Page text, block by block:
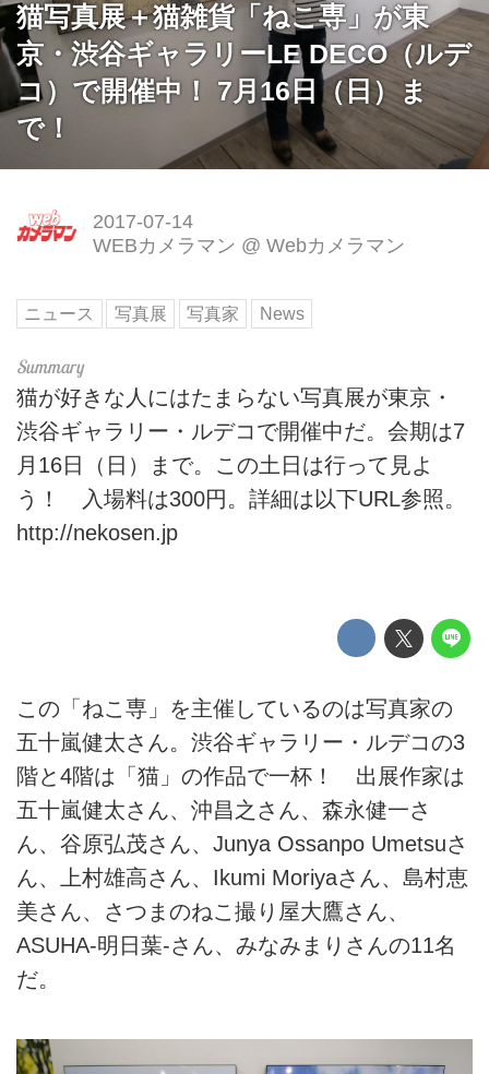
猫写真展＋猫雑貨「ねこ専」が東
京・渋谷ギャラリーLE DECO（ルデ
コ）で開催中！ 7月16日（日）ま
で！
2017-07-14
WEBカメラマン @ Webカメラマン
ニュース 写真展 写真家 News
猫が好きな人にはたまらない写真展が東京・
渋谷ギャラリー・ルデコで開催中だ。会期は7
月16日（日）まで。この土日は行って見よ
う！ 入場料は300円。詳細は以下URL参照。
http://nekosen.jp
この「ねこ専」を主催しているのは写真家の
五十嵐健太さん。渋谷ギャラリー・ルデコの3
階と4階は「猫」の作品で一杯！ 出展作家は
五十嵐健太さん、沖昌之さん、森永健一さ
ん、谷原弘茂さん、Junya Ossanpo Umetsuさ
ん、上村雄高さん、Ikumi Moriyaさん、島村恵
美さん、さつまのねこ撮り屋大鷹さん、
ASUHA-明日葉-さん、みなみまりさんの11名
だ。